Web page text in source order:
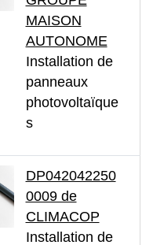
MAISON
AUTONOME
Installation de
panneaux
photovoltaïque
s
DP042042250
0009 de
CLIMACOP
Installation de